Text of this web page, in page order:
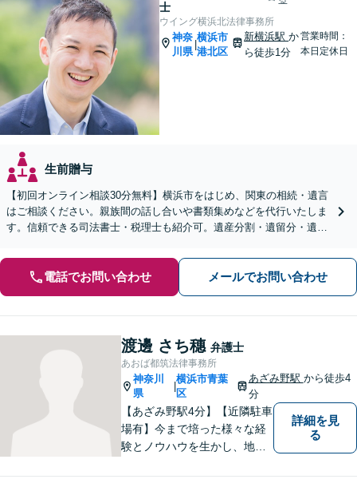
士
ウイング横浜北法律事務所
神奈
川県
横浜市
港北区
新横浜駅か
ら徒歩1分
営業時間：
本日定休日
生前贈与
【初回オンライン相談30分無料】横浜市をはじめ、関東の相続・遺言
はご相談ください。親族間の話し合いや書類集めなどを代行いたしま
す。信頼できる司法書士・税理士も紹介可。遺産分割・遺留分・遺言
電話でお問い合わせ メールでお問い合わせ
渡邊 さち穗 弁護士
あおば都筑法律事務所
神奈川
県
横浜市青葉
区
あざみ野駅 から徒歩4
分
【あざみ野駅4分】【近隣駐車
場有】今まで培った様々な経
験とノウハウを生かし、地域
能な最善の結論を共に目指し
詳細を見
る